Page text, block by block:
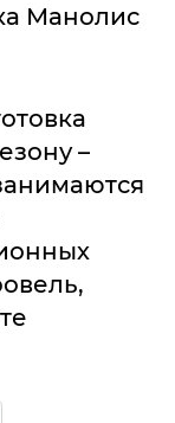
Манолис
–